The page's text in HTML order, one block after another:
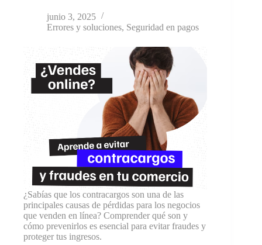
junio 3, 2025
Errores y soluciones, Seguridad en pagos
¿Sabías que los contracargos son una de las
principales causas de pérdidas para los negocios
que venden en línea? Comprender qué son y
cómo prevenirlos es esencial para evitar fraudes y
proteger tus ingresos.